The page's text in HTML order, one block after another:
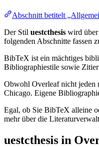
Abschnitt betitelt
Der Stil uestcthesis wird
folgenden Abschnitte fassen
BibTeX ist ein mächtiges
Bibliographiestile sowie
Obwohl Overleaf nicht jeden
Chicago. Eigene
Egal, ob Sie BibTeX alleine
mehr über die
uestcthesis in